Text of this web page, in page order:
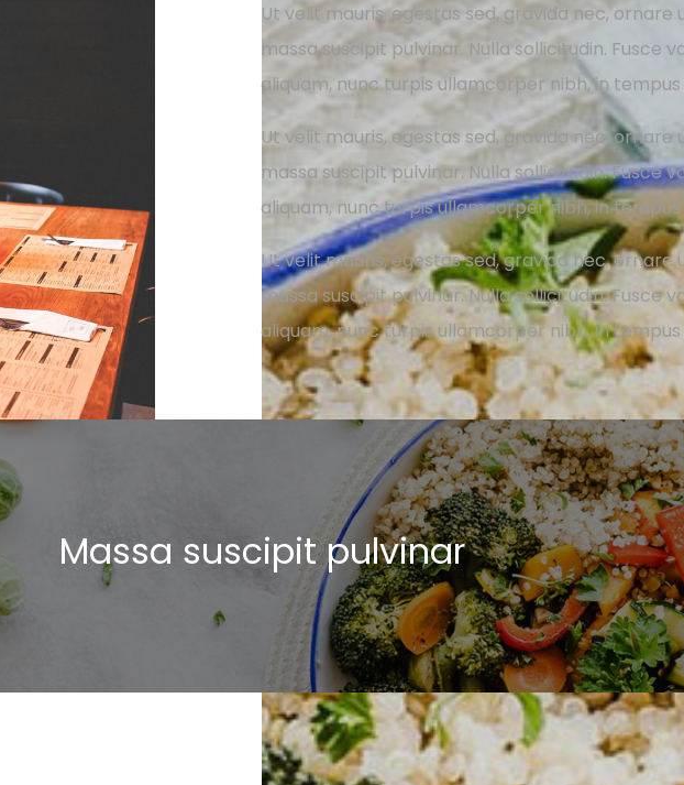
Ut velit mauris, egestas sed, gravida nec, ornare
massa suscipit pulvinar. Nulla sollicitudin. Fusce
aliquam, nunc turpis ullamcorper nibh, in
Ut velit mauris, egestas sed, gravida nec, ornare
massa suscipit pulvinar. Nulla sollicitudin. Fusce
aliquam, nunc turpis ullamcorper nibh, in tempus
Ut velit mauris, egestas sed, gravida nec, ornare
massa suscipit pulvinar. Nulla sollicitudin. Fusce
aliquam, nunc turpis ullamcorper nibh, in
Massa suscipit pulvinar